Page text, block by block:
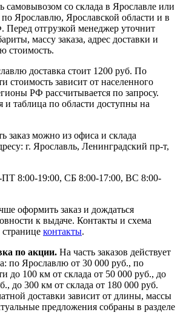
самовывозом со склада в Ярославле или
Ярославлю, Ярославской области и в
Перед отгрузкой менеджер уточнит
массу заказа, адрес доставки и
стоимость.
доставка стоит 1200 руб. По
стоимость зависит от населенного
РФ рассчитывается по запросу.
таблица по области доступны на
заказ можно из офиса и склада
г. Ярославль, Ленинградский пр-т,
8:00-19:00, СБ 8:00-17:00, ВС 8:00-
оформить заказ и дождаться
к выдаче. Контакты и схема
странице контакты.
по акции. На часть заказов действует
по Ярославлю от 30 000 руб., по
до 100 км от склада от 50 000 руб., до
до 300 км от склада от 180 000 руб.
доставки зависит от длины, массы
предложения собраны в разделе